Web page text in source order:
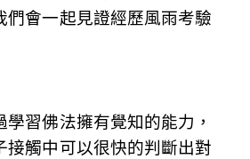
們會一起見證經歷風雨考驗
學習佛法擁有覺知的能力，
接觸中可以很快的判斷出對